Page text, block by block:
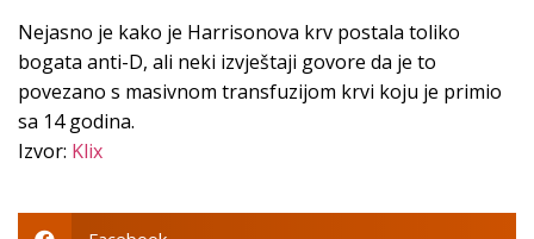
Nejasno je kako je Harrisonova krv postala toliko
bogata anti-D, ali neki izvještaji govore da je to
povezano s masivnom transfuzijom krvi koju je primio
sa 14 godina.
Izvor: Klix